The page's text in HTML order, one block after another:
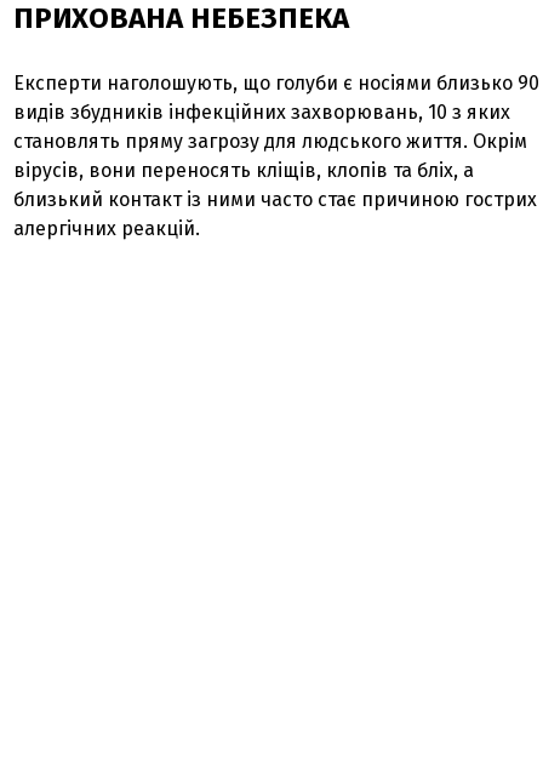
ПРИХОВАНА НЕБЕЗПЕКА
Експерти наголошують, що голуби є носіями близько 90
видів збудників інфекційних захворювань, 10 з яких
становлять пряму загрозу для людського життя. Окрім
вірусів, вони переносять кліщів, клопів та бліх, а
близький контакт із ними часто стає причиною гострих
алергічних реакцій.